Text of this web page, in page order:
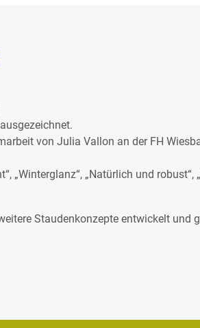
von Julia Vallon an der FH
„Winterglanz“, „Natürlich und robust“,
Staudenkonzepte entwickelt und